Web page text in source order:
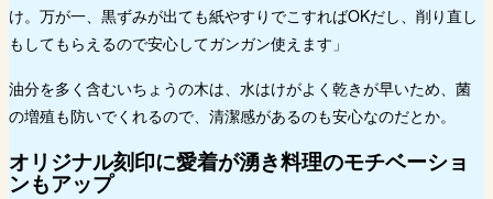
け。万が一、黒ずみが出ても紙やすりでこすればOKだし、削り直し
もしてもらえるので安心してガンガン使えます」
油分を多く含むいちょうの木は、水はけがよく乾きが早いため、菌
の増殖も防いでくれるので、清潔感があるのも安心なのだとか。
オリジナル刻印に愛着が湧き料理のモチベーショ
ンもアップ